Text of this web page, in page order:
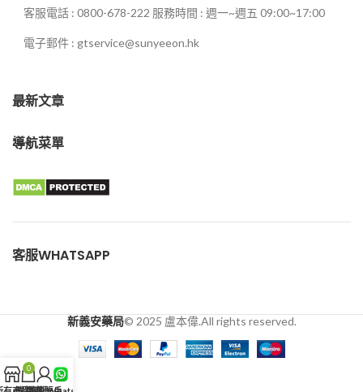
客服電話 : 0800-678-222 服務時間 : 週一~週五 09:00~17:00
電子郵件 : gtservice@sunyeeon.hk
最新文章
導航菜單
客服WHATSAPP
新義安藥局© 2025 盧本偉.All rights reserved.
0